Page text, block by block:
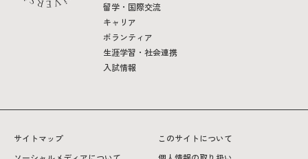
留学・国際交流
キャリア
ボランティア
生涯学習・社会連携
入試情報
サイトマップ
このサイトについて